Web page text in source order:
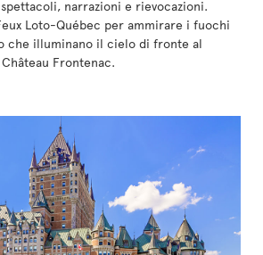
narrazioni e rievocazioni.
Loto-Québec per ammirare i fuochi
che illuminano il cielo di fronte al
Frontenac.